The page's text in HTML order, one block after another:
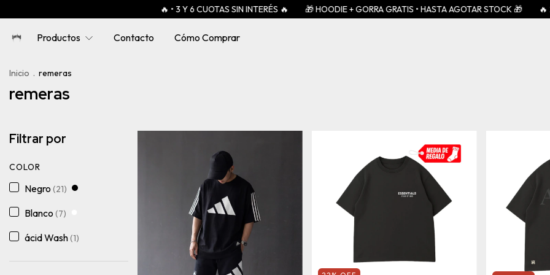
🔥 • 3 Y 6 CUOTAS SIN INTERÉS 🔥 🎁 HOODIE + GORRA GRATIS • HASTA AGOTAR STOCK 🎁 🔥 2x1 EN REMERAS •
Productos Contacto Cómo Comprar
Inicio . remeras
remeras
Filtrar por
COLOR
Negro (21)
Blanco (7)
ácid Wash(1)